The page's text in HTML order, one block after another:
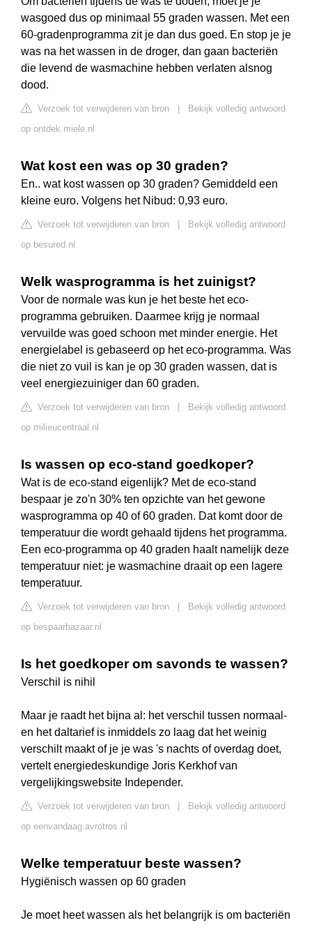
wasgoed dus op minimaal 55 graden wassen. Met een
60-gradenprogramma zit je dan dus goed. En stop je je
was na het wassen in de droger, dan gaan bacteriën
die levend de wasmachine hebben verlaten alsnog
dood.
Verzoek tot verwijderen van bron
Bekijk volledig antwoord
op ontdek.miele.nl
Wat kost een was op 30 graden?
En.. wat kost wassen op 30 graden? Gemiddeld een
kleine euro. Volgens het Nibud: 0,93 euro.
Verzoek tot verwijderen van bron
Bekijk volledig antwoord
op besured.nl
Welk wasprogramma is het zuinigst?
Voor de normale was kun je het beste het eco-
programma gebruiken. Daarmee krijg je normaal
vervuilde was goed schoon met minder energie. Het
energielabel is gebaseerd op het eco-programma. Was
die niet zo vuil is kan je op 30 graden wassen, dat is
veel energiezuiniger dan 60 graden.
Verzoek tot verwijderen van bron
Bekijk volledig antwoord
op milieucentraal.nl
Is wassen op eco-stand goedkoper?
Wat is de eco-stand eigenlijk? Met de eco-stand
bespaar je zo'n 30% ten opzichte van het gewone
wasprogramma op 40 of 60 graden. Dat komt door de
temperatuur die wordt gehaald tijdens het programma.
Een eco-programma op 40 graden haalt namelijk deze
temperatuur niet: je wasmachine draait op een lagere
temperatuur.
Verzoek tot verwijderen van bron
Bekijk volledig antwoord
op bespaarbazaar.nl
Is het goedkoper om savonds te wassen?
Verschil is nihil
Maar je raadt het bijna al: het verschil tussen normaal-
en het daltarief is inmiddels zo laag dat het weinig
verschilt maakt of je je was 's nachts of overdag doet,
vertelt energiedeskundige Joris Kerkhof van
vergelijkingswebsite Independer.
Verzoek tot verwijderen van bron
Bekijk volledig antwoord
op eenvandaag.avrotros.nl
Welke temperatuur beste wassen?
Hygiënisch wassen op 60 graden
Je moet heet wassen als het belangrijk is om bacteriën